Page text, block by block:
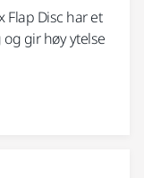
Flap Disc har et
gir høy ytelse